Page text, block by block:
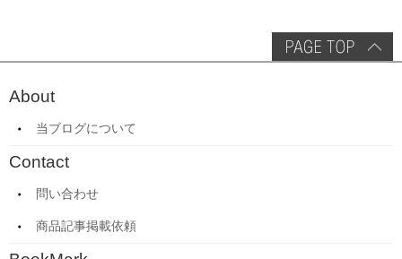
About
当ブログについて
Contact
問い合わせ
商品記事掲載依頼